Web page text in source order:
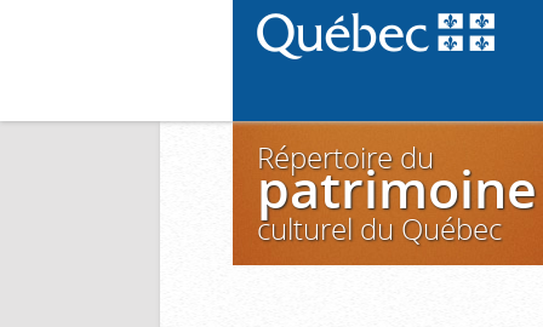
Répertoire du
patrimoine
culturel du Québec